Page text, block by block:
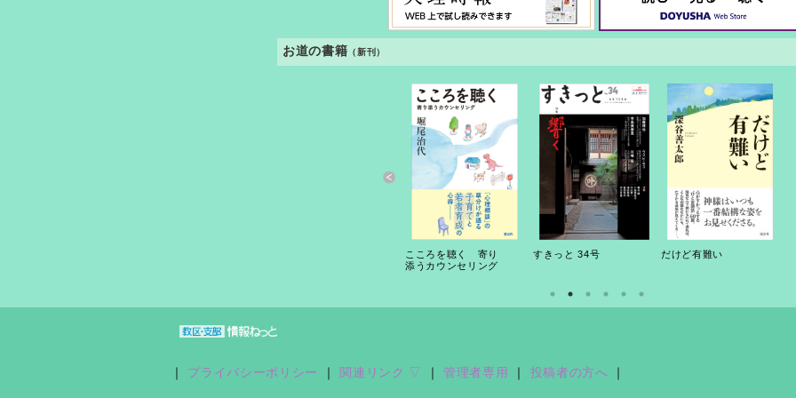
お道の書籍 （新刊）
こころを聴く 寄り
添うカウンセリング
すきっと 34号 だけど有難い
プライバシーポリシー 関連リンク ▽ 管理者専用 投稿者の方へ